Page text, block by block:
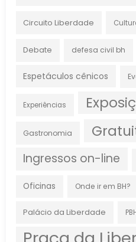
Circuito Liberdade
Debate defesa civil bh
Espetáculos cênicos
Experiências
Gastronomia
Ingressos on-line
Oficinas Onde ir em BH?
Palácio da Liberdade